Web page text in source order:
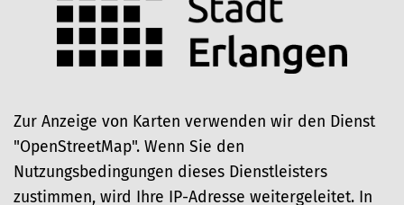
Zur Anzeige von Karten verwenden wir den Dienst
"OpenStreetMap". Wenn Sie den
Nutzungsbedingungen dieses Dienstleisters
zustimmen, wird Ihre IP-Adresse weitergeleitet. In